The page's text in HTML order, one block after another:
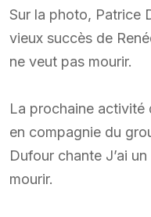
Sur la photo, Patrice
vieux succès de
ne veut pas mourir.
La prochaine activité
en compagnie du
Dufour chante J’ai
mourir.